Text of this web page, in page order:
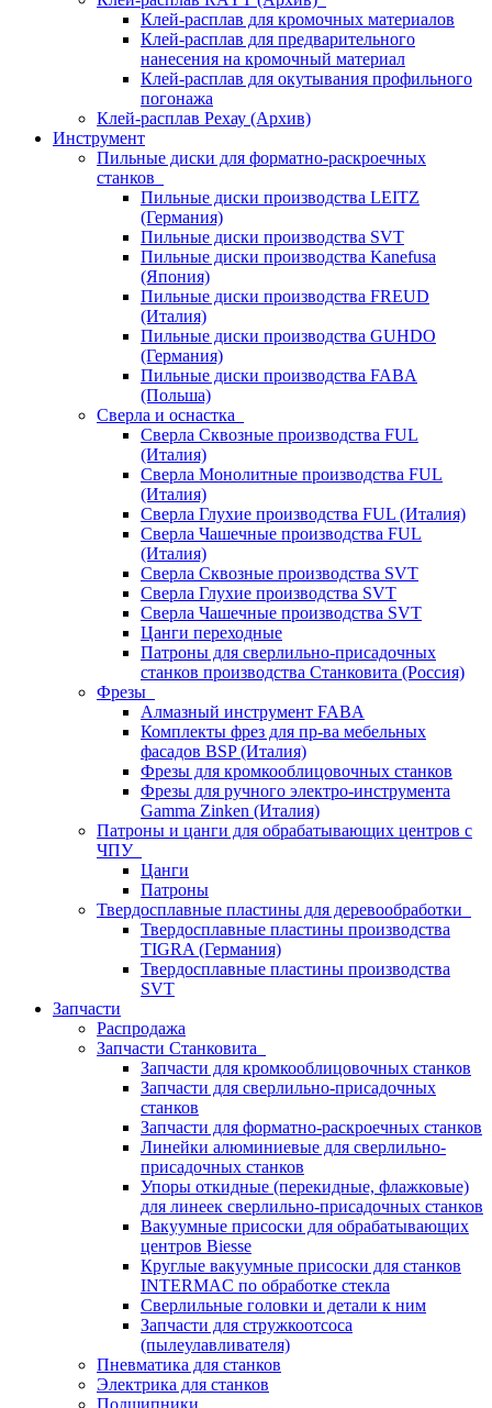
Клей-расплав для кромочных материалов
Клей-расплав для предварительного
нанесения на кромочный материал
Клей-расплав для окутывания профильного
погонажа
Клей-расплав Рехау (Архив)
Инструмент
Пильные диски для форматно-раскроечных
станков
Пильные диски производства LEITZ
(Германия)
Пильные диски производства SVT
Пильные диски производства Kanefusa
(Япония)
Пильные диски производства FREUD
(Италия)
Пильные диски производства GUHDO
(Германия)
Пильные диски производства FABA
(Польша)
Сверла и оснастка
Сверла Сквозные производства FUL
(Италия)
Сверла Монолитные производства FUL
(Италия)
Сверла Глухие производства FUL (Италия)
Сверла Чашечные производства FUL
(Италия)
Сверла Сквозные производства SVT
Сверла Глухие производства SVT
Сверла Чашечные производства SVT
Цанги переходные
Патроны для сверлильно-присадочных
станков производства Станковита (Россия)
Фрезы
Алмазный инструмент FABA
Комплекты фрез для пр-ва мебельных
фасадов BSP (Италия)
Фрезы для кромкооблицовочных станков
Фрезы для ручного электро-инструмента
Gamma Zinken (Италия)
Патроны и цанги для обрабатывающих центров с
ЧПУ
Цанги
Патроны
Твердосплавные пластины для деревообработки
Твердосплавные пластины производства
TIGRA (Германия)
Твердосплавные пластины производства
SVT
Запчасти
Распродажа
Запчасти Станковита
Запчасти для кромкооблицовочных станков
Запчасти для сверлильно-присадочных
станков
Запчасти для форматно-раскроечных станков
Линейки алюминиевые для сверлильно-
присадочных станков
Упоры откидные (перекидные, флажковые)
для линеек сверлильно-присадочных станков
Вакуумные присоски для обрабатывающих
центров Biesse
Круглые вакуумные присоски для станков
INTERMAC по обработке стекла
Сверлильные головки и детали к ним
Запчасти для стружкоотсоса
(пылеулавливателя)
Пневматика для станков
Электрика для станков
Подшипники